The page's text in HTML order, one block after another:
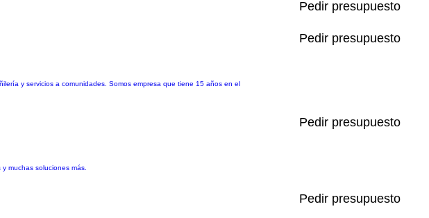
Pedir presupuesto
y servicios a comunidades. Somos empresa que tiene 15 años en el
Pedir presupuesto
muchas soluciones más.
Pedir presupuesto
Pedir presupuesto